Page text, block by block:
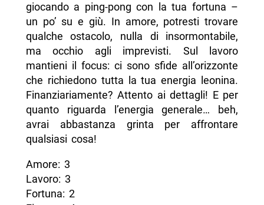
giocando a ping-pong con la tua fortuna –
un po’ su e giù. In amore, potresti trovare
qualche ostacolo, nulla di insormontabile,
ma occhio agli imprevisti. Sul lavoro
mantieni il focus: ci sono sfide all’orizzonte
che richiedono tutta la tua energia leonina.
Finanziariamente? Attento ai dettagli! E per
quanto riguarda l’energia generale… beh,
avrai abbastanza grinta per affrontare
qualsiasi cosa!
Amore: 3
Lavoro: 3
Fortuna: 2